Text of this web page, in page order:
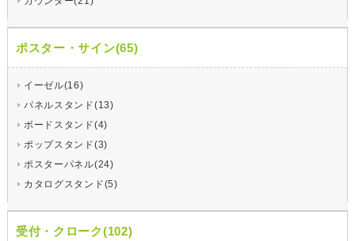
ポスター・サイン(65)
イーゼル(16)
パネルスタンド(13)
ボードスタンド(4)
ポップスタンド(3)
ポスターパネル(24)
カタログスタンド(5)
受付・クローク(102)